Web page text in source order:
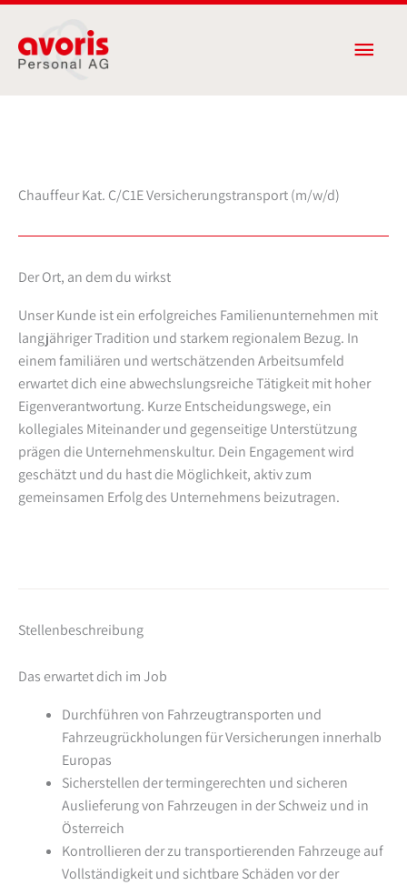
Inhalt
springen
Chauffeur Kat. C/C1E Versicherungstransport (m/w/d)
Der Ort, an dem du wirkst
Unser Kunde ist ein erfolgreiches Familienunternehmen mit
langjähriger Tradition und starkem regionalem Bezug. In
einem familiären und wertschätzenden Arbeitsumfeld
erwartet dich eine abwechslungsreiche Tätigkeit mit hoher
Eigenverantwortung. Kurze Entscheidungswege, ein
kollegiales Miteinander und gegenseitige Unterstützung
prägen die Unternehmenskultur. Dein Engagement wird
geschätzt und du hast die Möglichkeit, aktiv zum
gemeinsamen Erfolg des Unternehmens beizutragen.
Stellenbeschreibung
Das erwartet dich im Job
Durchführen von Fahrzeugtransporten und
Fahrzeugrückholungen für Versicherungen innerhalb
Europas
Sicherstellen der termingerechten und sicheren
Auslieferung von Fahrzeugen in der Schweiz und in
Österreich
Kontrollieren der zu transportierenden Fahrzeuge auf
Vollständigkeit und sichtbare Schäden vor der